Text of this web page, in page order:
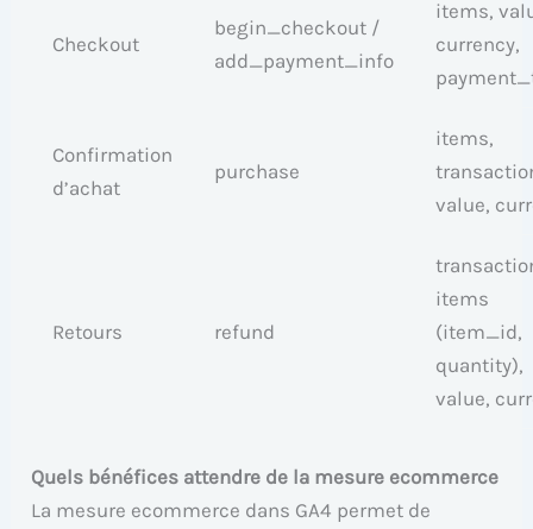
Checkout
begin_checkout /
add_payment_info
items,
currency,
Confirmation
d’achat
purchase
items,
value,
Retours refund
items
(item_id,
quantity),
value,
Quels bénéfices attendre de la mesure ecommerce
La mesure ecommerce dans GA4 permet de